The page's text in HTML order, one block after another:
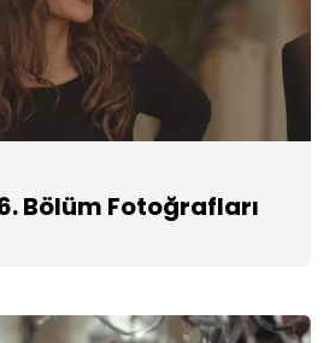
Bölüm Fotoğrafları